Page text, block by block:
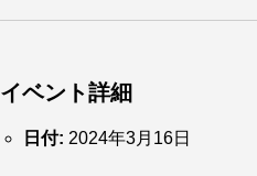
イベント詳細
日付: 2024年3月16日